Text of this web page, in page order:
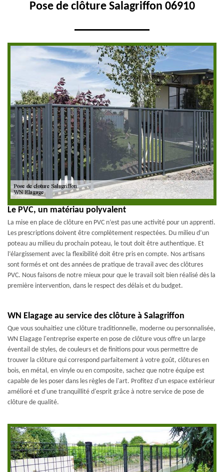
Pose de clôture Salagriffon 06910
Le PVC, un matériau polyvalent
La mise en place de clôture en PVC n’est pas une activité pour un apprenti.
Les prescriptions doivent être complètement respectées. Du milieu d’un
poteau au milieu du prochain poteau, le tout doit être authentique. Et
l’élargissement avec la flexibilité doit être pris en compte. Nos artisans
sont formés et ont des années de pratique de travail avec des clôtures
PVC. Nous faisons de notre mieux pour que le travail soit bien réalisé dès la
première intervention, dans le respect des délais et du budget.
WN Elagage au service des clôture à Salagriffon
Que vous souhaitiez une clôture traditionnelle, moderne ou personnalisée,
WN Elagage l'entreprise experte en pose de clôture vous offre un large
éventail de styles, de couleurs et de finitions pour vous permettre de
trouver la clôture qui correspond parfaitement à votre goût, clôtures en
bois, en métal, en vinyle ou en composite, sachez que notre équipe est
capable de les poser dans les règles de l'art. Profitez d'un espace extérieur
amélioré et d'une tranquillité d'esprit grâce à notre service de pose de
clôture de qualité.